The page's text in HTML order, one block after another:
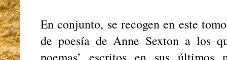
En conjunto, se recogen en este
de poesía de Anne Sexton a los